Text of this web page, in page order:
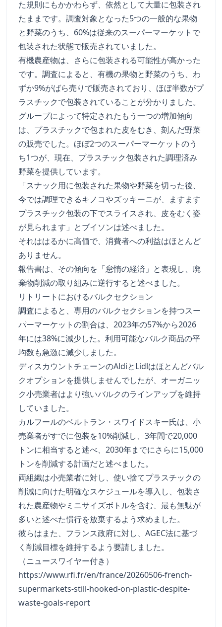
た規則にもかかわらず、依然として大量に包装され
たままです。調査対象となった5つの一般的な果物
と野菜のうち、60%は従来のスーパーマーケットで
包装された状態で販売されていました。
有機農産物は、さらに包装される可能性が高かった
です。調査によると、有機の果物と野菜のうち、わ
ずか9%がばら売りで販売されており、ほぼ半数がプ
ラスチックで包装されていることが分かりました。
グループによって特定されたもう一つの増加傾向
は、プラスチックで包まれた皮をむき、刻んだ野菜
の販売でした。ほぼ2つのスーパーマーケットのう
ち1つが、現在、プラスチック包装された調理済み
野菜を提供しています。
「スナック用に包装された果物や野菜を切った後、
今では調理できるキノコやズッキーニが、ますます
プラスチック包装の下でスライスされ、皮をむく姿
が見られます」とブイソンは述べました。
それははるかに高価で、消費者への利益はほとんど
ありません。
報告書は、その傾向を「怠惰の経済」と表現し、廃
棄物削減の取り組みに逆行すると述べました。
リトリートにおけるバルクセクション
調査によると、専用のバルクセクションを持つスー
パーマーケットの割合は、2023年の57%から2026
年には38%に減少した。利用可能なバルク商品の平
均数も急激に減少しました。
ディスカウントチェーンのAldiとLidlはほとんどバル
クオプションを提供しませんでしたが、オーガニッ
ク小売業者はより強いバルクのラインアップを維持
していました。
カルフールのベルトラン・スワイドスキー氏は、小
売業者がすでに包装を10%削減し、3年間で20,000
トンに相当すると述べ、2030年までにさらに15,000
トンを削減する計画だと述べました。
両組織は小売業者に対し、使い捨てプラスチックの
削減に向けた明確なスケジュールを導入し、包装さ
れた農産物やミニサイズボトルを含む、最も無駄が
多いと述べた慣行を放棄するよう求めました。
彼らはまた、フランス政府に対し、AGEC法に基づ
く削減目標を維持するよう要請しました。
（ニュースワイヤー付き）
https://www.rfi.fr/en/france/20260506-french-
supermarkets-still-hooked-on-plastic-despite-
waste-goals-report